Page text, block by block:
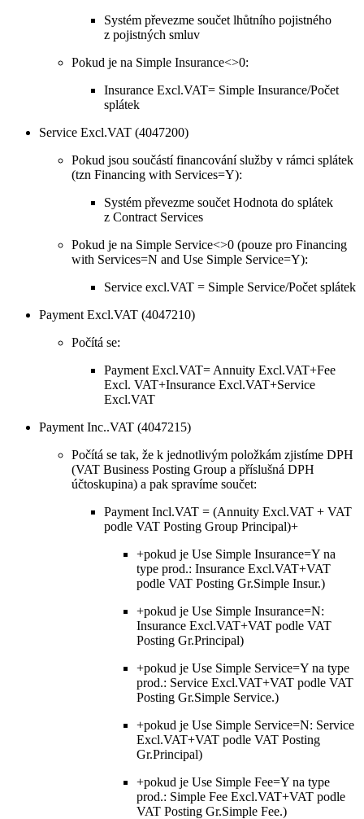
Systém převezme součet lhůtního pojistného
z pojistných smluv
Pokud je na Simple Insurance<>0:
Insurance Excl.VAT= Simple Insurance/Počet
splátek
Service Excl.VAT (4047200)
Pokud jsou součástí financování služby v rámci splátek
(tzn Financing with Services=Y):
Systém převezme součet Hodnota do splátek
z Contract Services
Pokud je na Simple Service<>0 (pouze pro Financing
with Services=N and Use Simple Service=Y):
Service excl.VAT = Simple Service/Počet splátek
Payment Excl.VAT (4047210)
Počítá se:
Payment Excl.VAT= Annuity Excl.VAT+Fee
Excl. VAT+Insurance Excl.VAT+Service
Excl.VAT
Payment Inc..VAT (4047215)
Počítá se tak, že k jednotlivým položkám zjistíme DPH
(VAT Business Posting Group a příslušná DPH
účtoskupina) a pak spravíme součet:
Payment Incl.VAT = (Annuity Excl.VAT + VAT
podle VAT Posting Group Principal)+
+pokud je Use Simple Insurance=Y na
type prod.: Insurance Excl.VAT+VAT
podle VAT Posting Gr.Simple Insur.)
+pokud je Use Simple Insurance=N:
Insurance Excl.VAT+VAT podle VAT
Posting Gr.Principal)
+pokud je Use Simple Service=Y na type
prod.: Service Excl.VAT+VAT podle VAT
Posting Gr.Simple Service.)
+pokud je Use Simple Service=N: Service
Excl.VAT+VAT podle VAT Posting
Gr.Principal)
+pokud je Use Simple Fee=Y na type
prod.: Simple Fee Excl.VAT+VAT podle
VAT Posting Gr.Simple Fee.)